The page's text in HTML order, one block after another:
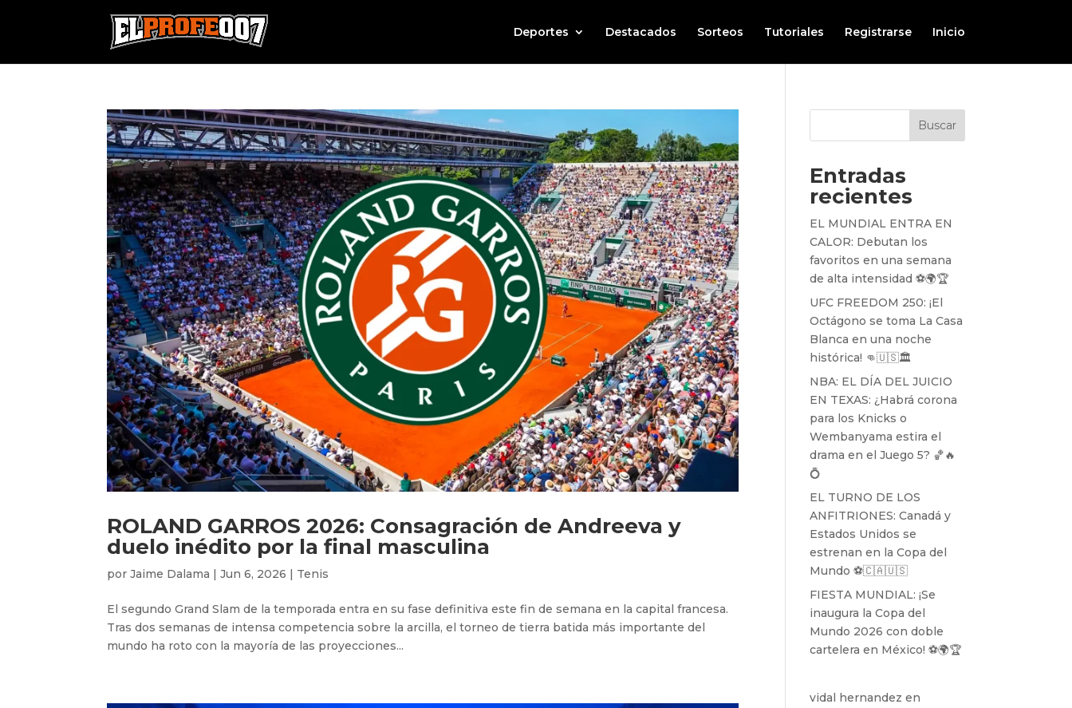
Deportes Destacados Sorteos Tutoriales Registrarse Inicio
ROLAND GARROS 2026: Consagración de Andreeva y
duelo inédito por la final masculina
porJaime Dalama |Jun 6, 2026 | Tenis
El segundo Grand Slam de la temporada entra en su fase definitiva este fin de semana en la capital francesa.
Tras dos semanas de intensa competencia sobre la arcilla, el torneo de tierra batida más importante del
mundo ha roto con la mayoría de las proyecciones...
Buscar
Entradas
recientes
EL MUNDIAL ENTRA EN
CALOR: Debutan los
favoritos en una semana
de alta intensidad ⚽️🌍🏆
UFC FREEDOM 250: ¡El
Octágono se toma La Casa
Blanca en una noche
histórica! 👊🇺🇸🏛️
NBA: EL DÍA DEL JUICIO
EN TEXAS: ¿Habrá corona
para los Knicks o
Wembanyama estira el
drama en el Juego 5? 🏀🔥
💍
EL TURNO DE LOS
ANFITRIONES: Canadá y
Estados Unidos se
estrenan en la Copa del
Mundo ⚽️🇨🇦🇺🇸
FIESTA MUNDIAL: ¡Se
inaugura la Copa del
Mundo 2026 con doble
cartelera en México! ⚽️🌍🏆
vidal hernandez en